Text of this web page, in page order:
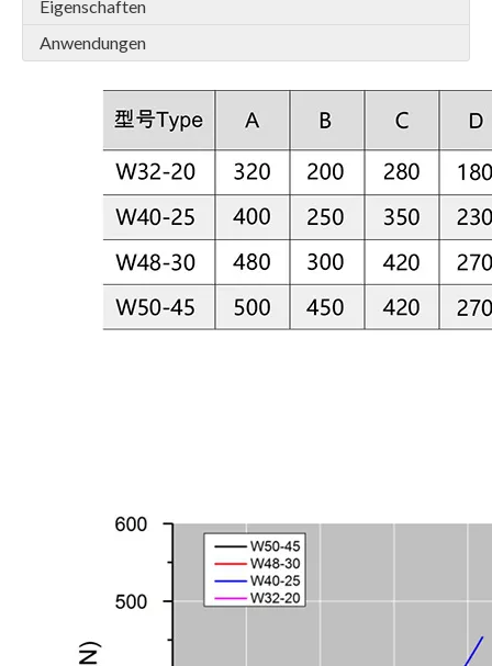
Eigenschaften
Anwendungen